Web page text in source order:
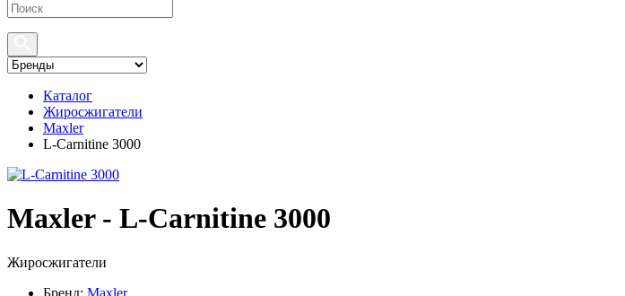
Каталог
Жиросжигатели
Maxler
L-Carnitine 3000
Maxler - L-Carnitine 3000
Жиросжигатели
Бренд: Maxler